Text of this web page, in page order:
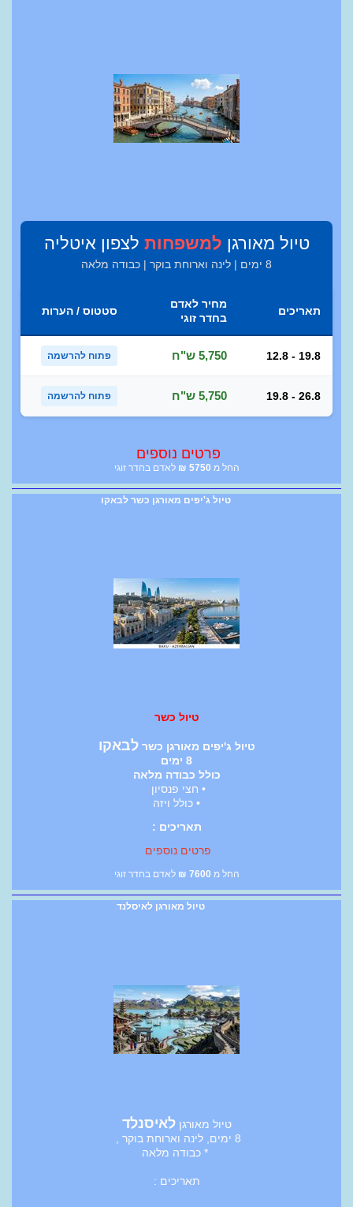
טיול מאורגן למשפחות לצפון איטליה
8 ימים | לינה וארוחת בוקר | כבודה מלאה
תאריכים
מחיר לאדם
בחדר זוגי
סטטוס / הערות
12.8 - 19.8 5,750 ש"ח פתוח להרשמה
19.8 - 26.8 5,750 ש"ח פתוח להרשמה
פרטים נוספים
החל מ 5750
₪ לאדם בחדר זוגי
טיול ג'יפים מאורגן כשר לבאקו
טיול כשר
טיול ג'יפים מאורגן כשרלבאקו
8 ימים
כולל כבודה מלאה
• חצי פנסיון
• כולל ויזה
תאריכים :
פרטים נוספים
החל מ 7600
₪ לאדם בחדר זוגי
טיול מאורגן לאיסלנד
טיול מאורגןלאיסנלד
8 ימים, לינה וארוחת בוקר ,
* כבודה מלאה
תאריכים :